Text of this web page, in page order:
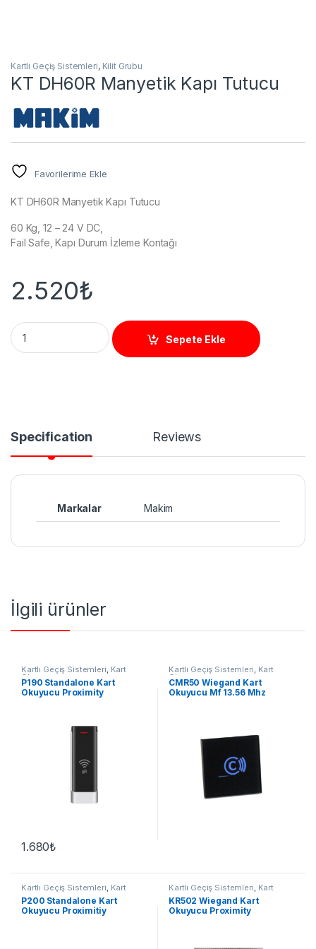
Kartlı Geçiş Sistemleri, Kilit Grubu
KT DH60R Manyetik Kapı Tutucu
Favorilerime Ekle
KT DH60R Manyetik Kapı Tutucu
60 Kg, 12 – 24 V DC,
Fail Safe, Kapı Durum İzleme Kontağı
2.520₺
KT DH60R Manyetik Kapı Tutucu quantity
Sepete Ekle
Specification Reviews
Markalar Makim
İlgili ürünler
Kartlı Geçiş Sistemleri, Kart
Okuyucu
P190 Standalone Kart
Okuyucu Proximity
1.680₺
Kartlı Geçiş Sistemleri, Kart
Okuyucu
CMR50 Wiegand Kart
Okuyucu Mf 13.56 Mhz
Kartlı Geçiş Sistemleri, Kart
Okuyucu
P200 Standalone Kart
Okuyucu Proximitiy
Kartlı Geçiş Sistemleri, Kart
Okuyucu
KR502 Wiegand Kart
Okuyucu Proximity